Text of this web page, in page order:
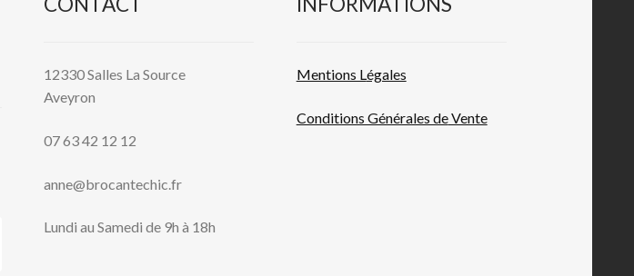
12330 Salles La Source
Aveyron
07 63 42 12 12
anne@brocantechic.fr
Lundi au Samedi de 9h à 18h
Mentions Légales
Conditions Générales deVente